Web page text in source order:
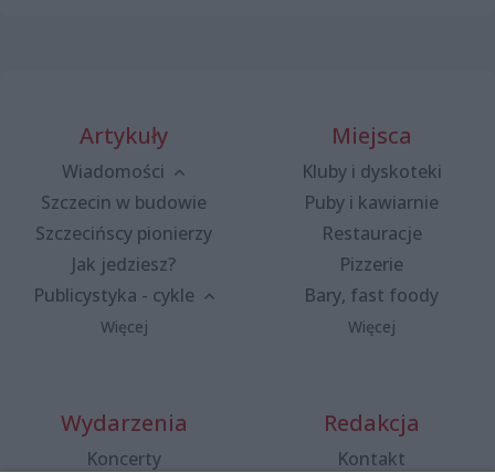
Artykuły
Wiadomości
Szczecin w budowie
Szczecińscy pionierzy
Jak jedziesz?
Publicystyka - cykle
Więcej
Miejsca
Kluby i dyskoteki
Puby i kawiarnie
Restauracje
Pizzerie
Bary, fast foody
Więcej
Wydarzenia
Koncerty
Redakcja
Kontakt